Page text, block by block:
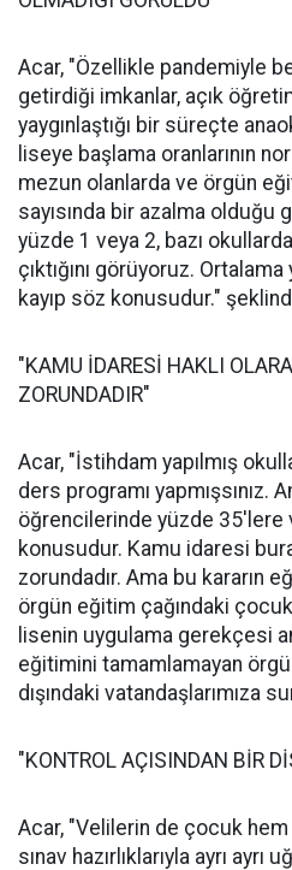
Acar, "Özellikle pandemiyle
getirdiği imkanlar, açık
yaygınlaştığı bir süreçte
liseye başlama oranlarının
mezun olanlarda ve örgün
sayısında bir azalma olduğu
yüzde 1 veya 2, bazı
çıktığını görüyoruz.
kayıp söz konusudur."
"KAMU İDARESİ HAKLI
ZORUNDADIR"
Acar, "İstihdam yapılmış
ders programı yapmışsınız.
öğrencilerinde yüzde 35'lere
konusudur. Kamu idaresi
zorundadır. Ama bu kararın
örgün eğitim çağındaki
lisenin uygulama gerekçesi
eğitimini tamamlamayan
dışındaki vatandaşlarımıza
"KONTROL AÇISINDAN BİR
Acar, "Velilerin de çocuk
sınav hazırlıklarıyla ayrı ayrı